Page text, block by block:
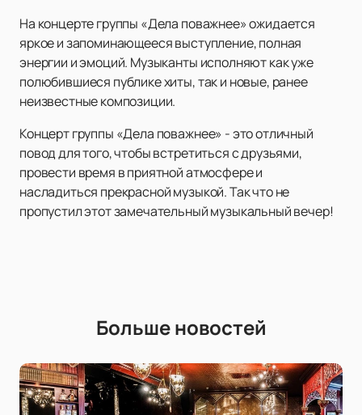
На концерте группы «Дела поважнее» ожидается
яркое и запоминающееся выступление, полная
энергии и эмоций. Музыканты исполняют как уже
полюбившиеся публике хиты, так и новые, ранее
неизвестные композиции.
Концерт группы «Дела поважнее» - это отличный
повод для того, чтобы встретиться с друзьями,
провести время в приятной атмосфере и
насладиться прекрасной музыкой. Так что не
пропустил этот замечательный музыкальный вечер!
Больше новостей